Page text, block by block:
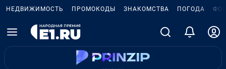
НЕДВИЖИМОСТЬ ПРОМОКОДЫ ЗНАКОМСТВА ПОГОДА